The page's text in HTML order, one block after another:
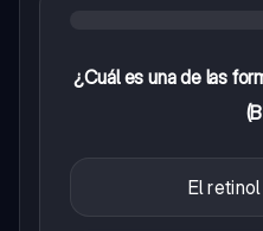
¿Cuál es una de las
El